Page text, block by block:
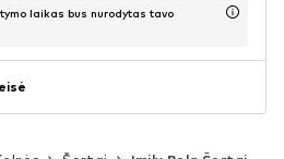
laikas bus nurodytas tavo